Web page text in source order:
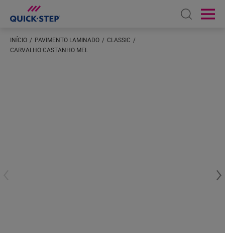
Open
INÍCIO PAVIMENTO LAMINADO
CLASSIC
CARVALHO CASTANHO MEL